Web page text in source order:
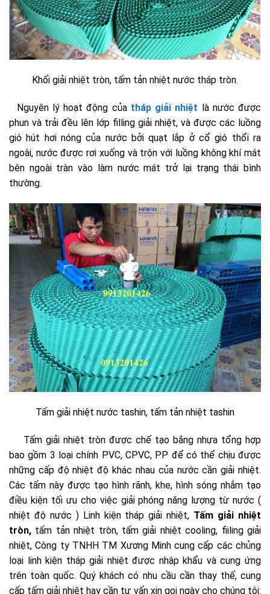
Khối giải nhiệt tròn, tấm tản nhiệt nước tháp tròn.
Nguyên lý hoạt động của tháp giải nhiệt là nước được
phun và trải đều lên lớp filling giải nhiệt, và được các luồng
gió hút hơi nóng của nước bởi quạt lắp ở cổ gió thổi ra
ngoài, nước được rơi xuống và trộn với luồng không khí mát
bên ngoài tràn vào làm nước mát trở lại trạng thái bình
thường.
Tấm giải nhiệt nước tashin, tấm tản nhiệt tashin
Tấm giải nhiệt tròn được chế tạo bắng nhựa tổng hợp
bao gồm 3 loại chính PVC, CPVC, PP để có thể chịu được
những cấp độ nhiệt độ khác nhau của nước cần giải nhiệt.
Các tấm này được tạo hình rãnh, khe, hình sóng nhắm tạo
điều kiện tối ưu cho việc giải phóng năng lượng từ nước (
nhiệt độ nước ) Linh kiện tháp giải nhiệt, Tấm giải nhiệt
tròn, tấm tản nhiệt tròn, tấm giải nhiệt cooling, fiiling giải
nhiệt, Công ty TNHH TM Xương Minh cung cấp các chủng
loại linh kiện tháp giải nhiệt được nhập khẩu và cung ứng
trên toàn quốc. Quý khách có nhu cầu cần thay thế, cung
cấp tấm giải nhiêt hay cần tư vấn xin gọi ngày cho chúng tôi: